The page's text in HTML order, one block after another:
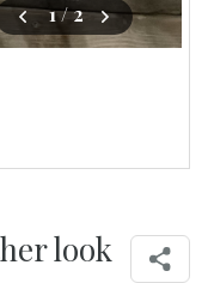
1/ 2
look